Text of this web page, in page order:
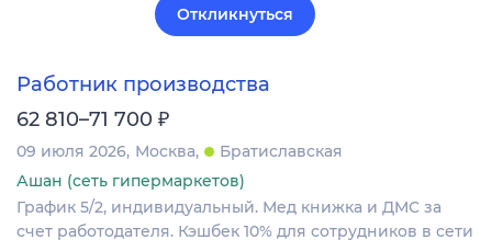
Откликнуться
Работник производства
62 810–71 700 ₽
09 июля 2026 Москва
Братиславская
Ашан (сеть гипермаркетов)
График 5/2, индивидуальный. Мед книжка и ДМС за
счет работодателя. Кэшбек 10% для сотрудников в сети